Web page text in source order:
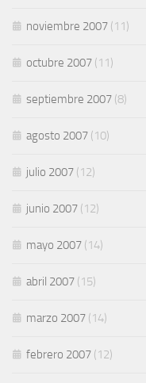
noviembre 2007 (11)
octubre 2007 (11)
septiembre 2007 (8)
agosto 2007 (10)
julio 2007 (12)
junio 2007 (12)
mayo 2007 (14)
abril 2007 (15)
marzo 2007 (14)
febrero 2007 (12)